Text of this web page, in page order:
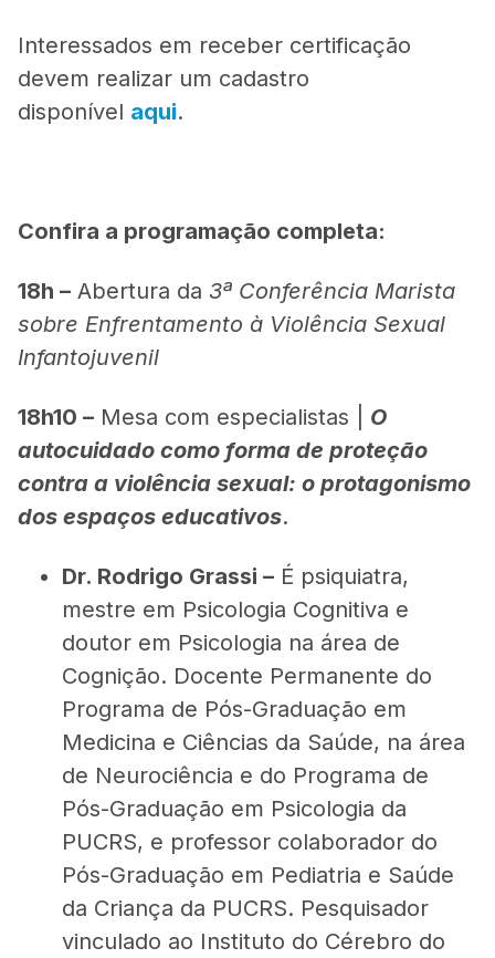
Interessados em receber certificação
devem realizar um cadastro
disponível aqui.
Confira a programação completa:
18h – Abertura da 3ª Conferência Marista
sobre Enfrentamento à Violência Sexual
Infantojuvenil
18h10 – Mesa com especialistas | O
autocuidado como forma de proteção
contra a violência sexual: o protagonismo
dos espaços educativos.
Dr. Rodrigo Grassi – É psiquiatra,
mestre em Psicologia Cognitiva e
doutor em Psicologia na área de
Cognição. Docente Permanente do
Programa de Pós-Graduação em
Medicina e Ciências da Saúde, na área
de Neurociência e do Programa de
Pós-Graduação em Psicologia da
PUCRS, e professor colaborador do
Pós-Graduação em Pediatria e Saúde
da Criança da PUCRS. Pesquisador
vinculado ao Instituto do Cérebro do